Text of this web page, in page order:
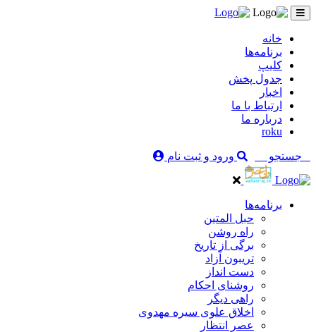
خانه
برنامه‌ها
کلیپ
جدول پخش
اخبار
ارتباط با ما
درباره ما
roku
جستجو ورود و ثبت نام
برنامه‌ها
حبل المتین
راه روشن
برگی از تاریخ
تریبون آزاد
دست انداز
روشنای احکام
راهی دیگر
اخلاق علوی سیره مهدوی
عصر انتظار